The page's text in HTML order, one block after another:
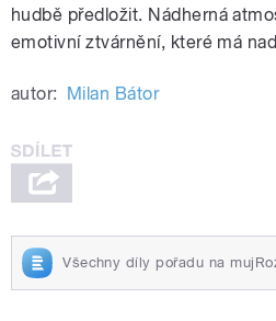
hudbě předložit. Nádherná
emotivní ztvárnění, které má
autor: Milan Bátor
Všechny díly pořadu na